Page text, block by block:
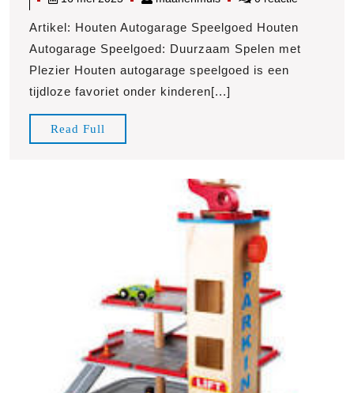
van
Houten
Autogarage
Speelgoed:
2025
Artikel: Houten Autogarage Speelgoed Houten
Autogarage Speelgoed: Duurzaam Spelen met
Plezier Houten autogarage speelgoed is een
tijdloze favoriet onder kinderen[...]
Read Full
Full